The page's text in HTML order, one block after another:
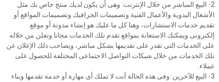
2- البيع المباشر من خلال الإنترنت: وهى أن يكون لديك منتج خاص بك مثل
الأشغال اليدوية والأعمال الفنية وتصميمات الجرافيك وتصميمات المواقع أو
تقديم خدمات الاستشارات، وهنا كل ما عليك هو إنشاء مدونة أو موقع
إلكترونى ويمكنك الاستعانة بمواقع تقدم تلك الخدمات مجانا وتعلن من خلاله
على الخدمات التى تقدر على تقديمها بشكل مباشر، ويصاحب ذلك الإعلان عن
تلك الخدمات من خلال شبكات التواصل الاجتماعى المختلفة للحصول على
عملاء.
3- البيع للآخرين: وفى هذه الحالة أنت لا تملك أى مهارة أو خدمة تقدمها وبناء